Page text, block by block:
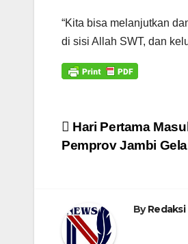
“Kita bisa melanjutkan
di sisi Allah SWT, dan
Navigasi
pos
Hari Pertama
Pemprov Jambi
ByRedaksi